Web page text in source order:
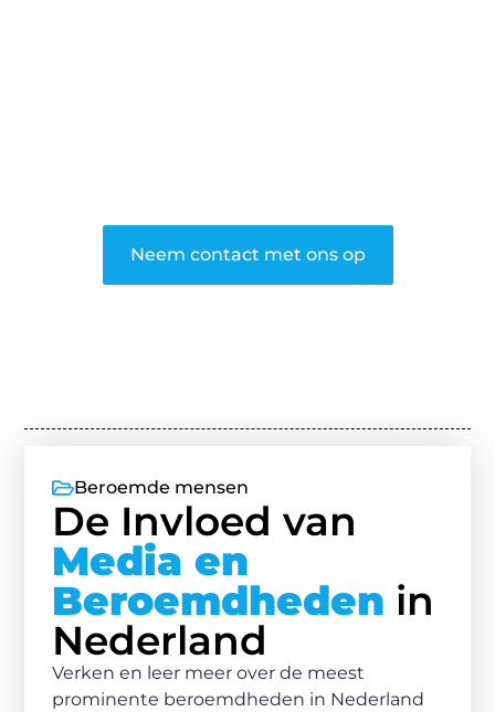
Neem contact met ons op
Beroemde mensen
De Invloed van
Media en
Beroemdheden in
Nederland
Verken en leer meer over de meest
prominente beroemdheden in Nederland